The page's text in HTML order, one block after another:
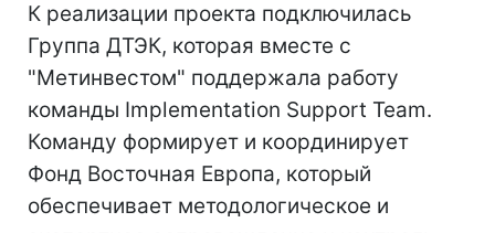
К реализации проекта подключилась
Группа ДТЭК, которая вместе с
"Метинвестом" поддержала работу
команды Implementation Support Team.
Команду формирует и координирует
Фонд Восточная Европа, который
обеспечивает методологическое и